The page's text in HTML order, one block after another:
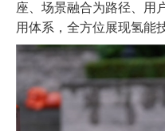
座、场景融合为路径、用
用体系，全方位展现氢能